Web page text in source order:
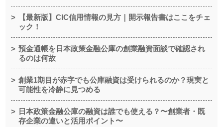
【最新版】CIC信用情報の見方｜開示報告書はここをチェ
ック！
預金通帳を日本政策金融公庫の創業融資面談で確認され
るのは何故
創業1期目が赤字でも公庫融資は受けられるのか？現実と
可能性を冷静に見つめる
日本政策金融公庫の融資は誰でも使える？〜創業者・既
存企業の違いと活用ポイント〜